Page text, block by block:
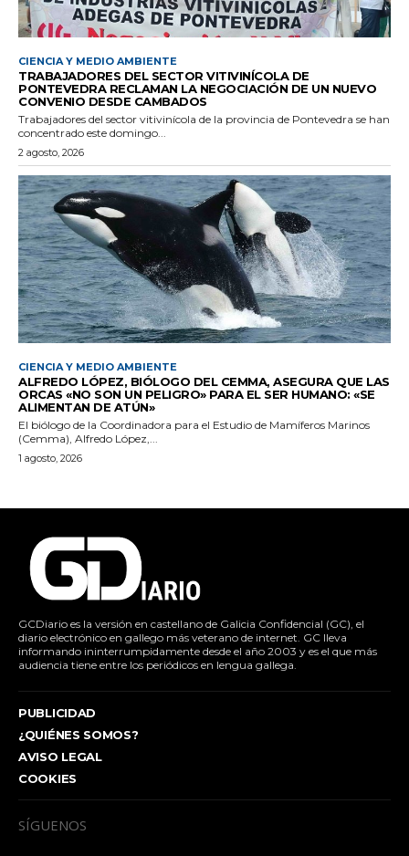
CIENCIA Y MEDIO AMBIENTE
TRABAJADORES DEL SECTOR VITIVINÍCOLA DE
PONTEVEDRA RECLAMAN LA NEGOCIACIÓN DE UN NUEVO
CONVENIO DESDE CAMBADOS
Trabajadores del sector vitivinícola de la provincia de Pontevedra se han
concentrado este domingo...
2 agosto, 2026
CIENCIA Y MEDIO AMBIENTE
ALFREDO LÓPEZ, BIÓLOGO DEL CEMMA, ASEGURA QUE LAS
ORCAS «NO SON UN PELIGRO» PARA EL SER HUMANO: «SE
ALIMENTAN DE ATÚN»
El biólogo de la Coordinadora para el Estudio de Mamíferos Marinos
(Cemma), Alfredo López,...
1 agosto, 2026
GCDiario es la versión en castellano de Galicia Confidencial (GC), el
diario electrónico en gallego más veterano de internet. GC lleva
informando ininterrumpidamente desde el año 2003 y es el que más
audiencia tiene entre los periódicos en lengua gallega.
PUBLICIDAD
¿QUIÉNES SOMOS?
AVISO LEGAL
COOKIES
SÍGUENOS